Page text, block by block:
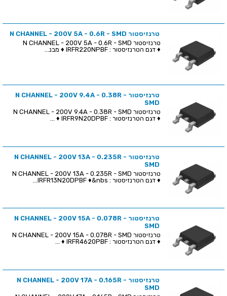
טרנזיסטור N CHANNEL - 200V 5A - 0.6R - SMD
♦ דגם הטרנזיסטור : IRFR220NPBF ♦ מבנ...
טרנזיסטור N CHANNEL - 200V 9.4A - 0.38R -
SMD
♦ דגם הטרנזיסטור : IRFR9N20DPBF ♦ ...
טרנזיסטור N CHANNEL - 200V 13A - 0.235R -
SMD
♦ דגם הטרנזיסטור : IRFR13N20DPBF ♦&nbs...
טרנזיסטור N CHANNEL - 200V 15A - 0.078R -
SMD
♦ דגם הטרנזיסטור : IRFR4620PBF ♦ ...
טרנזיסטור N CHANNEL - 200V 17A - 0.165R -
SMD